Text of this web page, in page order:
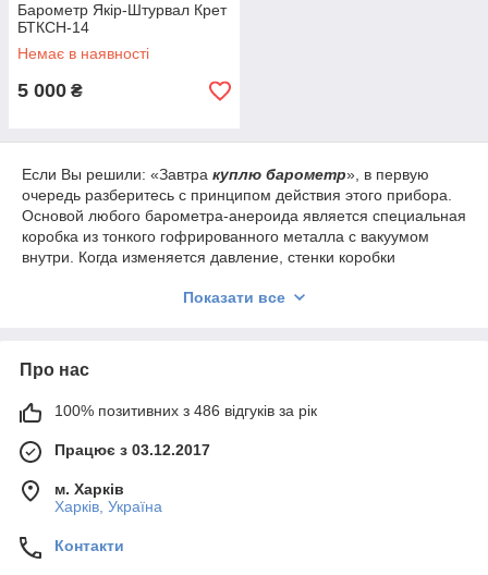
Барометр Якір-Штурвал Крет
БТКСН-14
Немає в наявності
5 000 ₴
Если Вы решили: «Завтра куплю барометр», в первую
очередь разберитесь с принципом действия этого прибора.
Основой любого барометра-анероида является специальная
коробка из тонкого гофрированного металла с вакуумом
внутри. Когда изменяется давление, стенки коробки
стрелку встать на нужную отметку. Барометр –
Самолетов. При взлете давление в самолете
Поэтому не транспортируйте его самолетом. И
при подъемах и спусках автомобиля с горы давление
тоже резко меняется;
Жары и холода. В инструкции обязательно найдите,
не выносите его на улицу в очень сильный мороз;
Показати все
Про нас
100% позитивних з 486 відгуків за рік
Працює з 03.12.2017
м. Харків
Харків, Україна
Контакти